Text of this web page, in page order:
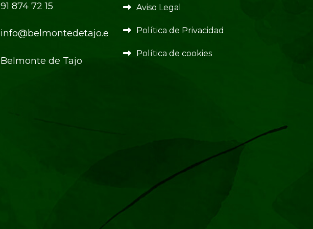
91 874 72 15
info@belmontedetajo.es
Belmonte de Tajo
Aviso Legal
Política de Privacidad
Política de cookies